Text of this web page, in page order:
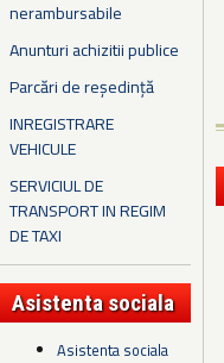
nerambursabile
Anunturi achizitii publice
Parcări de reședință
INREGISTRARE
VEHICULE
SERVICIUL DE
TRANSPORT IN REGIM
DE TAXI
Asistenta sociala
Asistenta sociala